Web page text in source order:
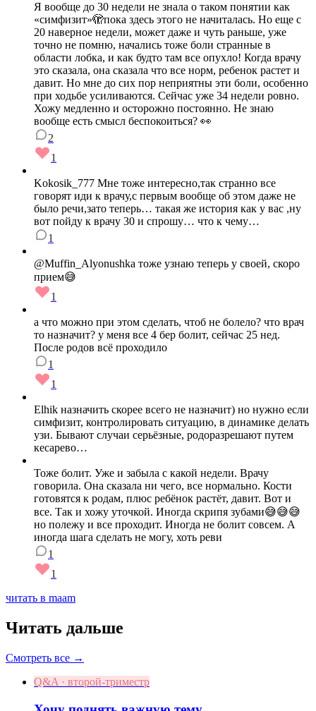
Я вообще до 30 недели не знала о таком понятии как
«симфизит»🫣пока здесь этого не начиталась. Но еще с
20 наверное недели, может даже и чуть раньше, уже
точно не помню, начались тоже боли странные в
области лобка, и как будто там все опухло! Когда врачу
это сказала, она сказала что все норм, ребенок растет и
давит. Но мне до сих пор неприятны эти боли, особенно
при ходьбе усиливаются. Сейчас уже 34 недели ровно.
Хожу медленно и осторожно постоянно. Не знаю
вообще есть смысл беспокоиться? 👀
2
1
Kokosik_777 Мне тоже интересно,так странно все
говорят иди к врачу,с первым вообще об этом даже не
было речи,зато теперь… такая же история как у вас ,ну
вот пойду к врачу 30 и спрошу… что к чему…
1
@Muffin_Alyonushka тоже узнаю теперь у своей, скоро
прием😅
1
а что можно при этом сделать, чтоб не болело? что врач
то назначит? у меня все 4 бер болит, сейчас 25 нед.
После родов всё проходило
1
1
Elhik назначить скорее всего не назначит) но нужно если
симфизит, контролировать ситуацию, в динамике делать
узи. Бывают случаи серьёзные, родоразрешают путем
кесарево…
Тоже болит. Уже и забыла с какой недели. Врачу
говорила. Она сказала ни чего, все нормально. Кости
готовятся к родам, плюс ребёнок растёт, давит. Вот и
все. Так и хожу уточкой. Иногда скрипя зубами😅😅😅
но полежу и все проходит. Иногда не болит совсем. А
иногда шага сделать не могу, хоть реви
1
1
читать в maam
Читать дальше
Смотреть все →
Q&A · второй-триместр